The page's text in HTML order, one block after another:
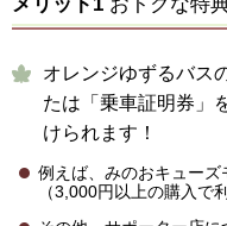
オレンジゆずるバス
たは「乗車証明券」
けられます！
例えば、みのおキュー
（3,000円以上の購入で